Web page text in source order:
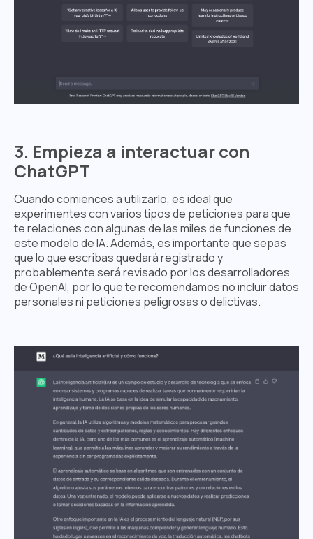
3. Empieza a interactuar con
ChatGPT
Cuando comiences a utilizarlo, es ideal que
experimentes con varios tipos de peticiones para que
te relaciones con algunas de las miles de funciones de
este modelo de IA. Además, es importante que sepas
que lo que escribas quedará registrado y
probablemente será revisado por los desarrolladores
de OpenAI, por lo que te recomendamos no incluir datos
personales ni peticiones peligrosas o delictivas.